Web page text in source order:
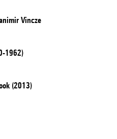
Vincze
1962)
(2013)